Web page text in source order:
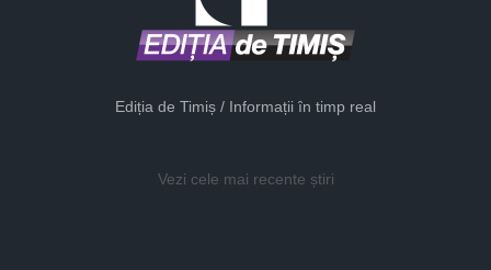
Ediția de Timiș / Informații în timp real
Vezi cele mai recente știri